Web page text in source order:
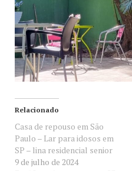
Relacionado
Casa de repouso em São
Paulo – Lar para idosos em
SP – lina residencial senior
9 de julho de 2024